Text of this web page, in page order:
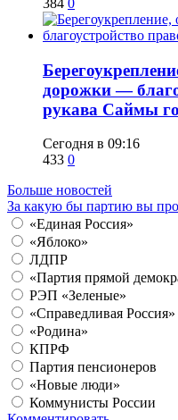
384 0
дорожки —
рукава Саймы
Сегодня в 09:16
433 0
Больше новостей
За какую бы партию вы
«Единая Россия»
«Яблоко»
ЛДПР
«Партия прямой
РЭП «Зеленые»
«Справедливая Россия»
«Родина»
КПРФ
Партия пенсионеров
«Новые люди»
Коммунисты России